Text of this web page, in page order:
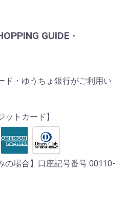
GUIDE -
ド・ゆうちょ銀行がご利用い
ットカード】
の場合】口座記号番号 00110-